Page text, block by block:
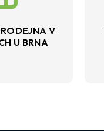
V
U BRNA